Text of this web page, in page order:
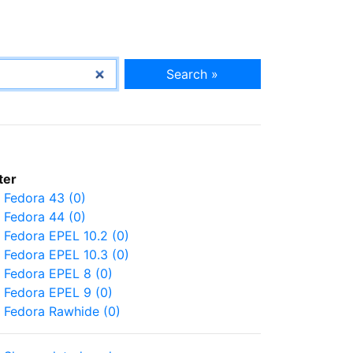
Search »
Fedora 43 (0)
Fedora 44 (0)
Fedora EPEL 10.2 (0)
Fedora EPEL 10.3 (0)
Fedora EPEL 8 (0)
Fedora EPEL 9 (0)
Fedora Rawhide (0)